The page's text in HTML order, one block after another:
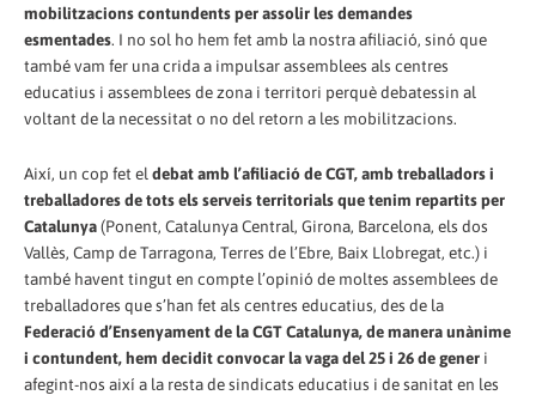
mobilitzacions contundents per assolir les demandes
esmentades. I no sol ho hem fet amb la nostra afiliació, sinó que
també vam fer una crida a impulsar assemblees als centres
educatius i assemblees de zona i territori perquè debatessin al
voltant de la necessitat o no del retorn a les mobilitzacions.
Així, un cop fet el debat amb l’afiliació de CGT, amb treballadors i
treballadores de tots els serveis territorials que tenim repartits per
Catalunya(Ponent, Catalunya Central, Girona, Barcelona, els dos
Vallès, Camp de Tarragona, Terres de l’Ebre, Baix Llobregat, etc.) i
també havent tingut en compte l’opinió de moltes assemblees de
treballadores que s’han fet als centres educatius, des de la
Federació d’Ensenyament de la CGT Catalunya,de manera unànime
i contundent, hem decidit convocar la vaga del 25 i 26 de gener i
afegint-nos així a la resta de sindicats educatius i de sanitat en les